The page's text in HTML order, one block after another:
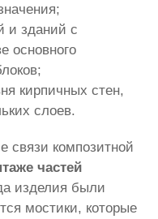
и зданий с
основного
кирпичных стен,
слоев.
связи композитной
частей
изделия были
мостики, которые